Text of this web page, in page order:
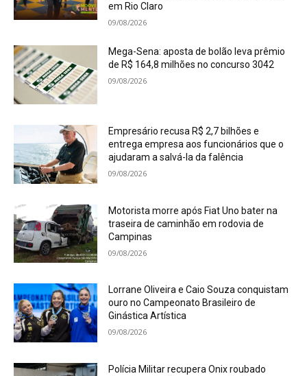
em Rio Claro
09/08/2026
Mega-Sena: aposta de bolão leva prêmio
de R$ 164,8 milhões no concurso 3042
09/08/2026
Empresário recusa R$ 2,7 bilhões e
entrega empresa aos funcionários que o
ajudaram a salvá-la da falência
09/08/2026
Motorista morre após Fiat Uno bater na
traseira de caminhão em rodovia de
Campinas
09/08/2026
Lorrane Oliveira e Caio Souza conquistam
ouro no Campeonato Brasileiro de
Ginástica Artística
09/08/2026
Polícia Militar recupera Onix roubado